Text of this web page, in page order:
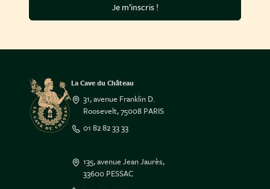
Je m’inscris !
La Cave du Château
31, avenue Franklin D.
Roosevelt, 75008 PARIS
01 82 82 33 33
135, avenue Jean Jaurès,
33600 PESSAC